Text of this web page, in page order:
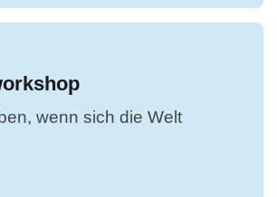
wenn sich die Welt